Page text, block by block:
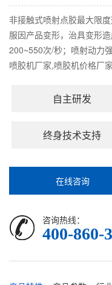
非接触式喷射点胶最大限
服因产品变形，治具变形
200~550次/秒；喷射动力
喷胶机厂家,喷胶机价格厂
自主研发
终身技术支持
在线咨询
咨询热线：
400-860-